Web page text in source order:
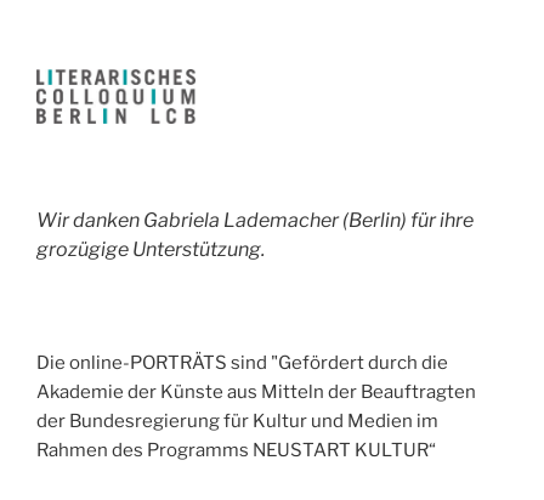
Wir danken Gabriela Lademacher (Berlin) für ihre
grozügige Unterstützung.
Die online-PORTRÄTS sind "Gefördert durch die
Akademie der Künste aus Mitteln der Beauftragten
der Bundesregierung für Kultur und Medien im
Rahmen des Programms NEUSTART KULTUR“